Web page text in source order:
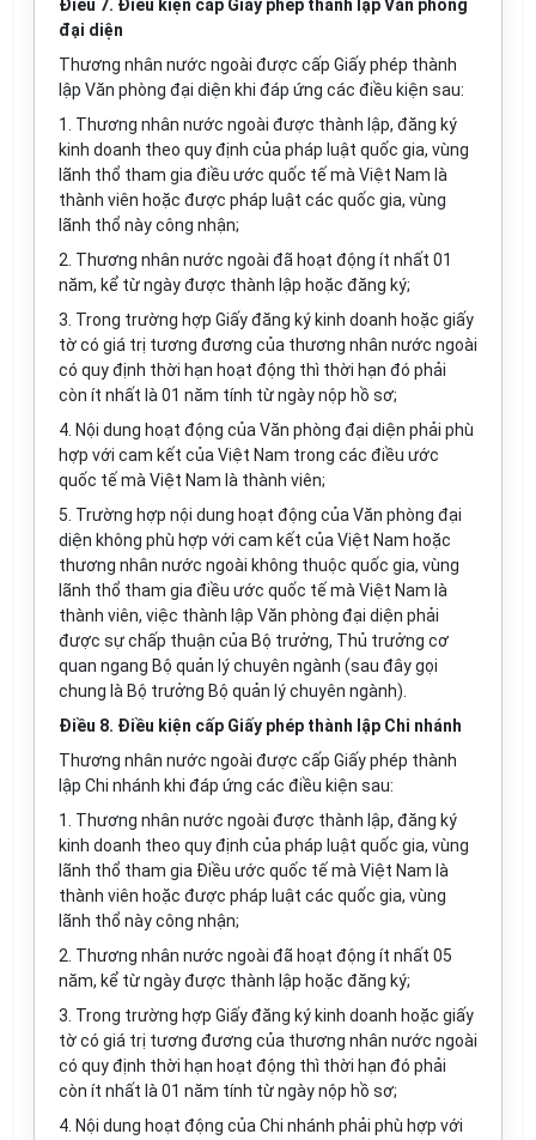
Điều 7. Điều kiện cấp Giấy phép thành lập Văn phòng
đại diện
Thương nhân nước ngoài được cấp Giấy phép thành
lập Văn phòng đại diện khi đáp ứng các điều kiện sau:
1. Thương nhân nước ngoài được thành lập, đăng ký
kinh doanh theo quy định của pháp luật quốc gia, vùng
lãnh thổ tham gia điều ước quốc tế mà Việt Nam là
thành viên hoặc được pháp luật các quốc gia, vùng
lãnh thổ này công nhận;
2. Thương nhân nước ngoài đã hoạt động ít nhất 01
năm, kể từ ngày được thành lập hoặc đăng ký;
3. Trong trường hợp Giấyđăng ký kinh doanh hoặc giấy
tờ có giá trị tương đương của thương nhân nước ngoài
có quy định thời hạn hoạt động thì thời hạn đó phải
còn ít nhất là 01 năm tính từ ngày nộp hồ sơ;
4. Nội dung hoạt động của Văn phòng đại diện phải phù
hợp với cam kết của Việt Nam trong các điều ước
quốc tế mà Việt Nam là thành viên;
5. Trường hợp nội dung hoạt động của Văn phòng đại
diện không phù hợp với cam kết của Việt Nam hoặc
thương nhân nước ngoài không thuộc quốc gia, vùng
lãnh thổ tham gia điều ước quốc tế mà Việt Nam là
thành viên, việc thành lập Văn phòng đại diện phải
được sự chấp thuận của Bộ trưởng, Thủ trưởng cơ
quan ngang Bộ quản lý chuyên ngành (sau đây gọi
chung là Bộ trưởng Bộ quản lý chuyên ngành).
Điều 8. Điều kiện cấp Giấy phép thành lập Chi nhánh
Thương nhân nước ngoài được cấp Giấy phép thành
lập Chi nhánh khi đáp ứng các điều kiện sau:
1. Thương nhân nước ngoài được thành lập, đăng ký
kinh doanh theo quy định của pháp luật quốc gia, vùng
lãnh thổ tham gia Điều ước quốc tế mà Việt Nam là
thành viên hoặc được pháp luật các quốc gia, vùng
lãnh thổ này công nhận;
2. Thương nhân nước ngoài đã hoạt động ít nhất 05
năm, kể từ ngày được thành lập hoặc đăng ký;
3. Trong trường hợp Giấy đăng ký kinh doanh hoặc giấy
tờ có giá trị tương đương của thương nhân nước ngoài
có quy định thời hạn hoạt động thì thời hạn đó phải
còn ít nhất là 01 năm tính từ ngày nộp hồ sơ;
4. Nội dung hoạt động của Chi nhánh phải phù hợp với